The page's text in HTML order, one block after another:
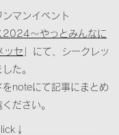
マンイベント
2024〜やっとみんなに
ッセ 」にて、シークレッ
た。
をnoteにて記事にまとめ
ださい。